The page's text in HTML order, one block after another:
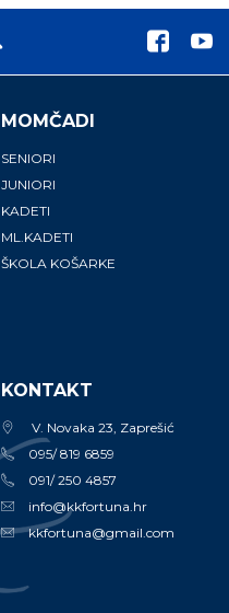
MOMČADI
SENIORI
JUNIORI
KADETI
ML.KADETI
ŠKOLA KOŠARKE
KONTAKT
V. Novaka 23, Zaprešić
095/ 819 6859
091/ 250 4857
info@kkfortuna.hr
kkfortuna@gmail.com